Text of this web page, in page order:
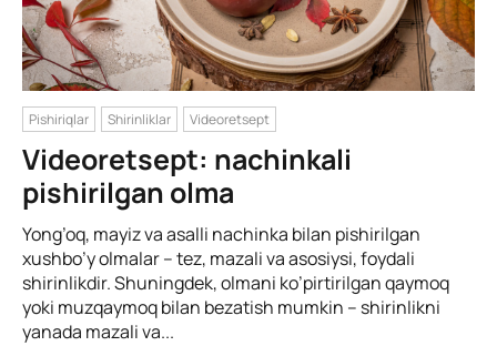
Pishiriqlar Shirinliklar Videoretsept
Videoretsept: nachinkali
pishirilgan olma
Yong’oq, mayiz va asalli nachinka bilan pishirilgan
xushbo’y olmalar – tez, mazali va asosiysi, foydali
shirinlikdir. Shuningdek, olmani ko’pirtirilgan qaymoq
yoki muzqaymoq bilan bezatish mumkin – shirinlikni
yanada mazali va...